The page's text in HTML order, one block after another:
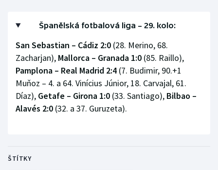
Rychlobruslení
Short track
Sportovní střelba
Španělská fotbalová liga – 29. kolo:
San Sebastian – Cádiz 2:0 (28. Merino, 68.
Zacharjan), Mallorca – Granada 1:0 (85. Raillo),
Pamplona – Real Madrid 2:4 (7. Budimir, 90.+1
Muňoz – 4. a 64. Vinícius Júnior, 18. Carvajal, 61.
Díaz), Getafe – Girona 1:0 (33. Santiago), Bilbao –
Alavés 2:0 (32. a 37. Guruzeta).
ŠTÍTKY